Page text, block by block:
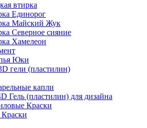
втирка
Единорог
Майский Жук
Северное сияние
Хамелеон
Юки
гели (пластилин)
капли
Гель (пластилин) для дизайна
Краски
Краски